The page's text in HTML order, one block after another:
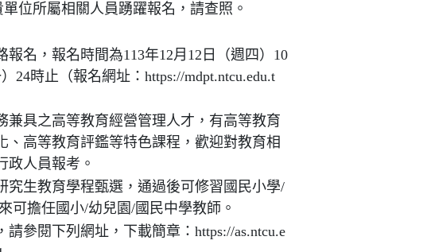
位所屬相關人員踴躍報名，請查照。
報名，報名時間為113年12月12日（週四）10
24時止（報名網址：https://mdpt.ntcu.edu.t
兼具之高等教育經營管理人才，有高等教育
、高等教育評鑑等特色課程，歡迎對教育相
政人員報考。
究生教育學程甄選，通過後可修習國民小學/
可擔任國小/幼兒園/國民中學教師。
參閱下列網址，下載簡章：https://as.ntcu.e